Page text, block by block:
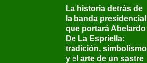
La historia detrás de
la banda presidencial
que portará Abelardo
De La Espriella:
tradición, simbolismo
y el arte de un sastre